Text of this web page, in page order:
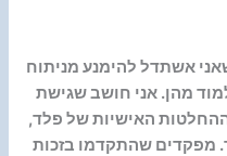
אשתדל להימנע מניתוח
מהן. אני חושב שגישת
האישיות של פלד,
מפקדים שהתקדמו בזכות